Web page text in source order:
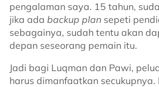
pengalaman saya. 15 tahun,
jika ada backup plan sepeti
sebagainya, sudah tentu akan
depan seseorang pemain itu.
Jadi bagi Luqman dan Pawi,
harus dimanfaatkan secukupnya.